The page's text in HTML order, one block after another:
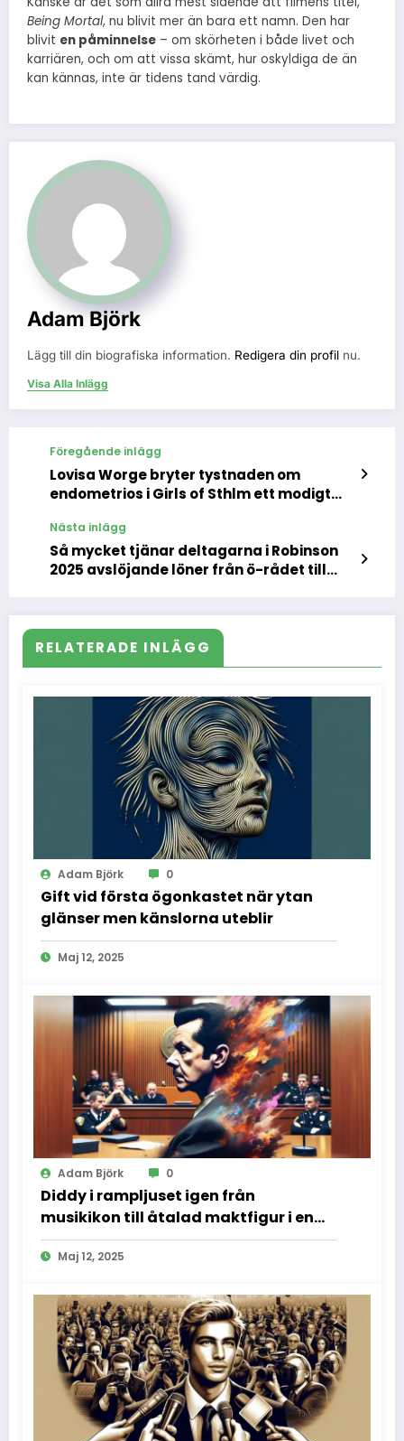
Being Mortal, nu blivit mer än bara ett namn. Den har
blivit en påminnelse – om skörheten i både livet och
karriären, och om att vissa skämt, hur oskyldiga de än
kan kännas, inte är tidens tand värdig.
Adam Björk
Lägg till din biografiska information. Redigera din profil nu.
Visa Alla Inlägg
Föregående inlägg
Lovisa Worge bryter tystnaden om
endometrios i Girls of Sthlm ett modigt
Nästa inlägg
Så mycket tjänar deltagarna i Robinson
2025 avslöjande löner från ö-rådet till
RELATERADE INLÄGG
Adam Björk 0
Gift vid första ögonkastet när ytan
glänser men känslorna uteblir
Maj 12, 2025
Adam Björk 0
Diddy i rampljuset igen från
musikikon till åtalad maktfigur i en
dramatisk rättssal
Maj 12, 2025